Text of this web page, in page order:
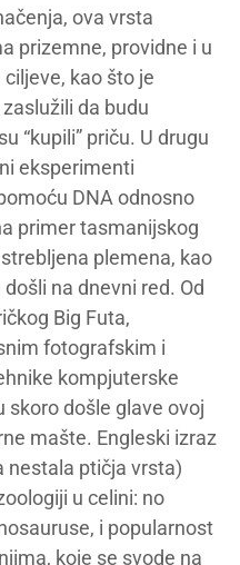
ova vrsta
prizemne, providne i u
kao što je
da budu
“kupili” priču. U drugu
eksperimenti
DNA odnosno
primer tasmanijskog
plemena, kao
na dnevni red. Od
Big Futa,
fotografskim i
kompjuterske
skoro došle glave ovoj
mašte. Engleski izraz
nestala ptičja vrsta)
u celini: no
i popularnost
koje se svode na